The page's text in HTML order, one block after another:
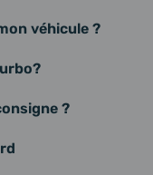
véhicule ?
?